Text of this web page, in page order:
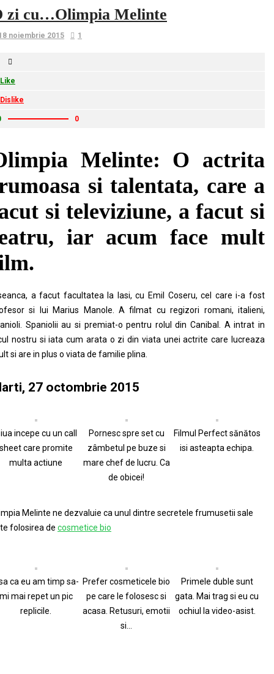
zi cu…Olimpia Melinte
noiembrie 2015 1
Like
Dislike
0
Melinte: O actrita
si talentata, care a
si televiziune, a facut si
iar acum face mult
a facut facultatea la Iasi, cu Emil Coseru, cel care i-a fost
si lui Marius Manole. A filmat cu regizori romani, italieni,
Spaniolii au si premiat-o pentru rolul din Canibal. A intrat in
nostru si iata cum arata o zi din viata unei actrite care lucreaza
si are in plus o viata de familie plina.
27 octombrie 2015
incepe cu un call
care promite
multa actiune
Pornesc spre set cu
zâmbetul pe buze si
mare chef de lucru. Ca
de obicei!
Filmul Perfect sănătos
isi asteapta echipa.
Melinte ne dezvaluie ca unul dintre secretele frumusetii sale
folosirea de cosmetice bio
ca eu am timp sa-
mai repet un pic
replicile.
Prefer cosmeticele bio
pe care le folosesc si
acasa. Retusuri, emotii
si…
Primele duble sunt
gata. Mai trag si eu cu
ochiul la video-asist.